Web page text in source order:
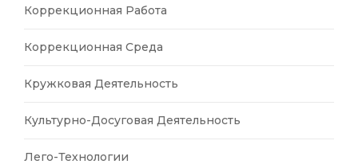
Коррекционная Работа
Коррекционная Среда
Кружковая Деятельность
Культурно-Досуговая Деятельность
Лего-Технологии